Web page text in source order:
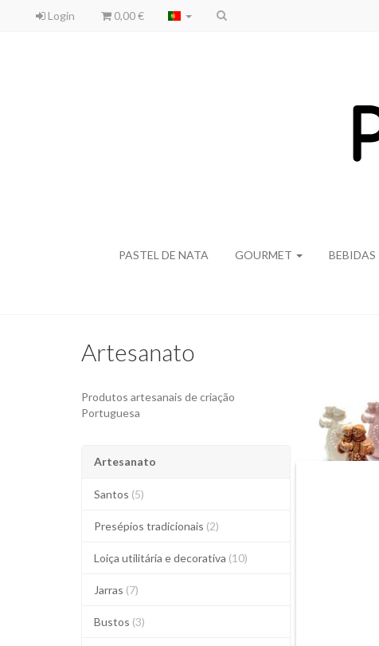
Login 0,00 €
PASTEL DE NATA GOURMET BEBIDAS
Artesanato
Produtos artesanais de criação
Portuguesa
Artesanato
Santos (5)
Presépios tradicionais (2)
Loiça utilitária e decorativa (10)
Jarras (7)
Bustos (3)